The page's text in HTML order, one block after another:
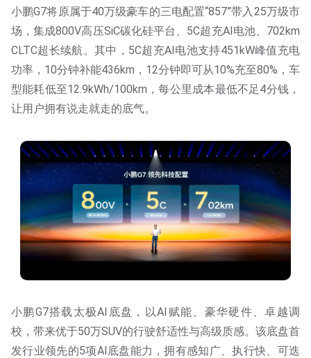
小鹏G7将原属于40万级豪车的三电配置“857”带入25万级市
场，集成800V高压SiC碳化硅平台、5C超充AI电池、702km
CLTC超长续航。其中，5C超充AI电池支持451kW峰值充电
功率，10分钟补能436km，12分钟即可从10%充至80%，车
型能耗低至12.9kWh/100km，每公里成本最低不足4分钱，
让用户拥有说走就走的底气。
小鹏G7搭载太极AI底盘，以AI赋能、豪华硬件、卓越调
校，带来优于50万SUV的行驶舒适性与高级质感。该底盘首
发行业领先的5项AI底盘能力，拥有感知广、执行快、可迭